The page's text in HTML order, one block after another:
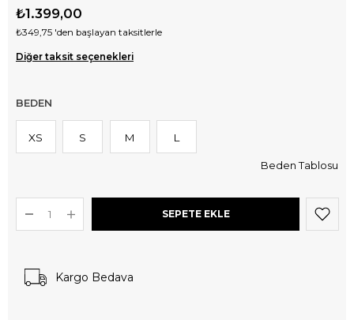
₺1.399,00
₺349,75 'den başlayan taksitlerle
Diğer taksit seçenekleri
BEDEN
XS S M L
Beden Tablosu
Kargo Bedava